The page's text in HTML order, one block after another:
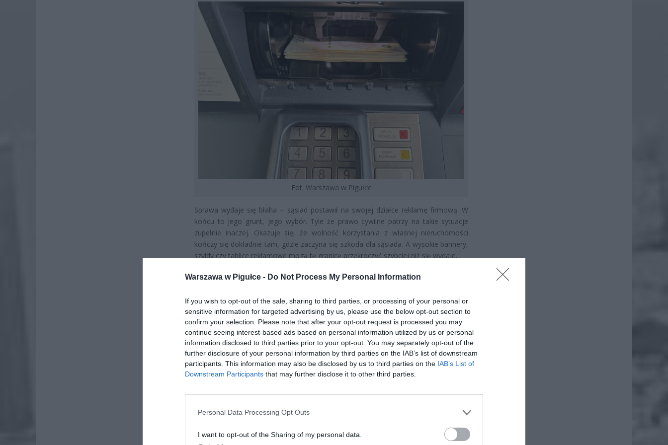
Warszawa w Pigułce - Do Not Process My Personal Information
If you wish to opt-out of the sale, sharing to third parties, or processing of your personal or
sensitive information for targeted advertising by us, please use the below opt-out section to
confirm your selection. Please note that after your opt-out request is processed you may
continue seeing interest-based ads based on personal information utilized by us or personal
information disclosed to third parties prior to your opt-out. You may separately opt-out of the
further disclosure of your personal information by third parties on the IAB’s list of downstream
participants. This information may also be disclosed by us to third parties on the IAB’s List of
Downstream Participants that may further disclose it to other third parties.
Personal Data Processing Opt Outs
I want to opt-out of the Sharing of my personal data.
Fot. Warszawa w Pigułce
Sprawa wydaje się błaha – sąsiad postawił na swojej działce reklamę firmową. W
końcu to jego grunt, jego wybór. Tyle że prawo cywilne patrzy na takie sytuacje
zupełnie inaczej. Okazuje się, że wolność korzystania z własnej nieruchomości
kończy się dokładnie tam, gdzie zaczyna się szkoda dla sąsiada. A wysokie bannery,
szyldy czy tablice reklamowe mogą tę granicę przekroczyć szybciej niż się wydaje.
ad
ZOBACZ RÓWNIEŻ: